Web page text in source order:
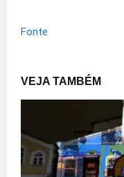
Fonte
VEJA TAMBÉM